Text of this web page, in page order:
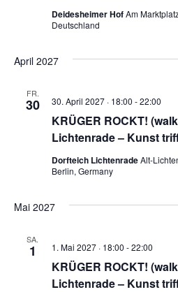
Deidesheimer HofAm
Deutschland
April 2027
FR.
30
KRÜGER ROCKT!
Lichtenrade – Kunst
30. April 2027 · 18:00 -22:00
Dorfteich LichtenradeAlt-
Berlin, Germany
Mai 2027
SA.
1
KRÜGER ROCKT!
Lichtenrade – Kunst
1. Mai 2027 · 18:00 -22:00